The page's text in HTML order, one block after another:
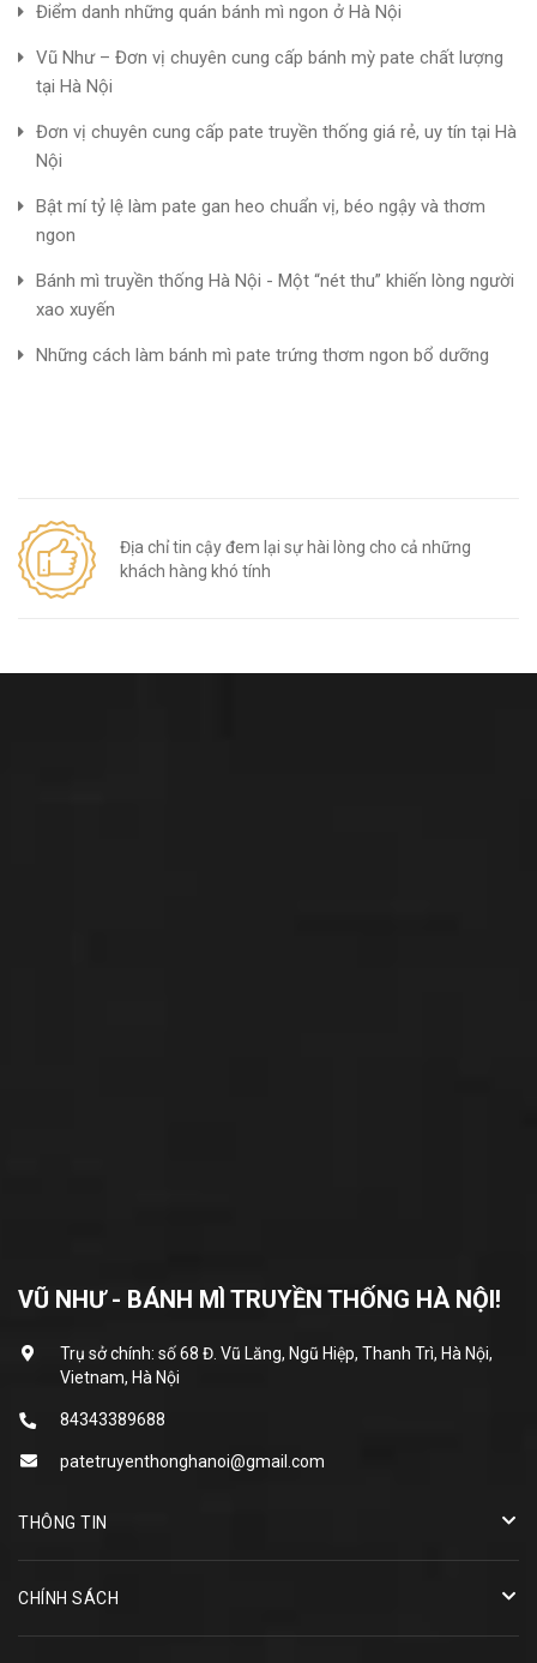
Điểm danh những quán bánh mì ngon ở Hà Nội
Vũ Như – Đơn vị chuyên cung cấp bánh mỳ pate chất lượng
tại Hà Nội
Đơn vị chuyên cung cấp pate truyền thống giá rẻ, uy tín tại Hà
Nội
Bật mí tỷ lệ làm pate gan heo chuẩn vị, béo ngậy và thơm
ngon
Bánh mì truyền thống Hà Nội - Một “nét thu” khiến lòng người
xao xuyến
Những cách làm bánh mì pate trứng thơm ngon bổ dưỡng
Địa chỉ tin cậy đem lại sự hài lòng cho cả những
khách hàng khó tính
VŨ NHƯ - BÁNH MÌ TRUYỀN THỐNG HÀ NỘI!
Trụ sở chính: số 68 Đ. Vũ Lăng, Ngũ Hiệp, Thanh Trì, Hà Nội,
Vietnam, Hà Nội
84343389688
patetruyenthonghanoi@gmail.com
THÔNG TIN
CHÍNH SÁCH